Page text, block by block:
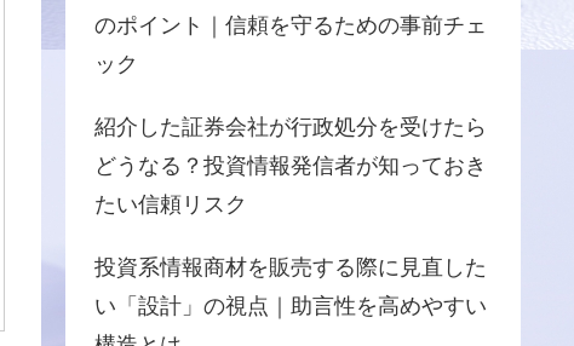
のポイント｜信頼を守るための事前チェ
ック
紹介した証券会社が行政処分を受けたら
どうなる？投資情報発信者が知っておき
たい信頼リスク
投資系情報商材を販売する際に見直した
い「設計」の視点｜助言性を高めやすい